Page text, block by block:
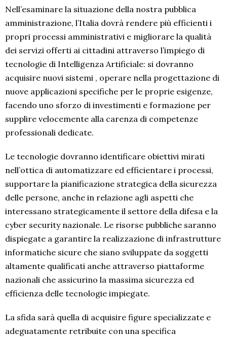
Nell’esaminare la situazione della nostra pubblica
amministrazione, l’Italia dovrà rendere più efficienti i
propri processi amministrativi e migliorare la qualità
dei servizi offerti ai cittadini attraverso l’impiego di
tecnologie di Intelligenza Artificiale: si dovranno
acquisire nuovi sistemi , operare nella progettazione di
nuove applicazioni specifiche per le proprie esigenze,
facendo uno sforzo di investimenti e formazione per
supplire velocemente alla carenza di competenze
professionali dedicate.
Le tecnologie dovranno identificare obiettivi mirati
nell’ottica di automatizzare ed efficientare i processi,
supportare la pianificazione strategica della sicurezza
delle persone, anche in relazione agli aspetti che
interessano strategicamente il settore della difesa e la
cyber security nazionale. Le risorse pubbliche saranno
dispiegate a garantire la realizzazione di infrastrutture
informatiche sicure che siano sviluppate da soggetti
altamente qualificati anche attraverso piattaforme
nazionali che assicurino la massima sicurezza ed
efficienza delle tecnologie impiegate.
La sfida sarà quella di acquisire figure specializzate e
adeguatamente retribuite con una specifica